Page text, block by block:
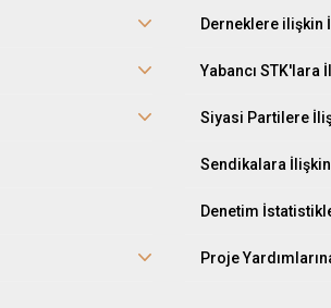
Derneklere ilişkin
Yabancı STK'lara
Siyasi Partilere
Sendikalara
Denetim
Proje